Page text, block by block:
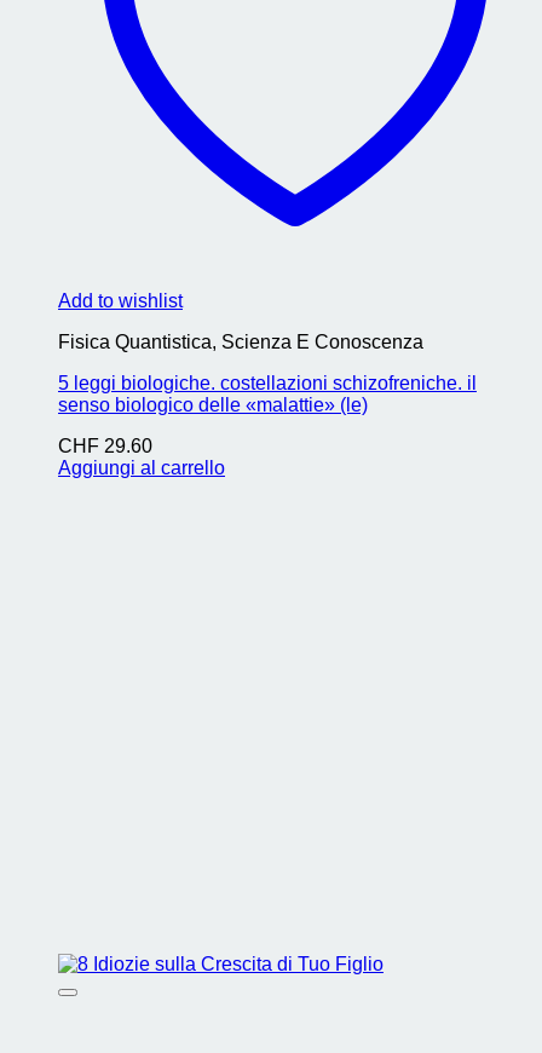
Add to wishlist
Fisica Quantistica, Scienza E Conoscenza
5 leggi biologiche. costellazioni schizofreniche. il
senso biologico delle «malattie» (le)
CHF 29.60
Aggiungi al carrello